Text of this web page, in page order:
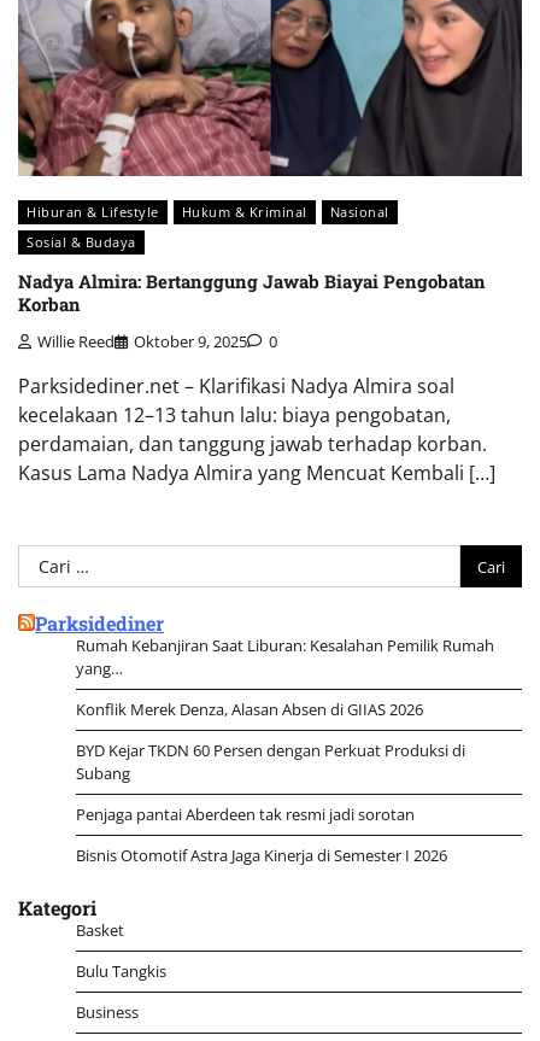
Hiburan & Lifestyle Hukum & Kriminal
Nasional
Sosial & Budaya
Nadya Almira: Bertanggung Jawab Biayai Pengobatan
Korban
Willie Reed Oktober 9, 2025 0
Parksidediner.net – Klarifikasi Nadya Almira soal
kecelakaan 12–13 tahun lalu: biaya pengobatan,
perdamaian, dan tanggung jawab terhadap korban.
Kasus Lama Nadya Almira yang Mencuat Kembali […]
Cari
untuk:
Parksidediner
Rumah Kebanjiran Saat Liburan: Kesalahan Pemilik Rumah
yang…
Konflik Merek Denza, Alasan Absen di GIIAS 2026
BYD Kejar TKDN 60 Persen dengan Perkuat Produksi di
Subang
Penjaga pantai Aberdeen tak resmi jadi sorotan
Bisnis Otomotif Astra Jaga Kinerja di Semester I 2026
Kategori
Basket
Bulu Tangkis
Business